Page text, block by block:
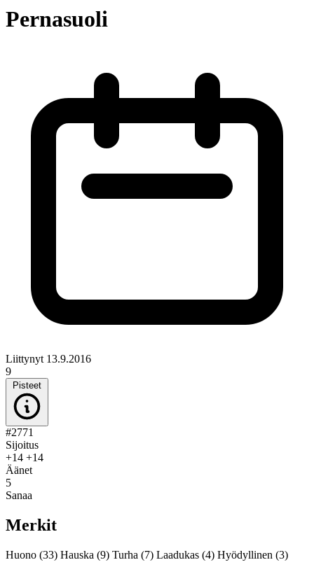
Pernasuoli
Liittynyt 13.9.2016
9
Pisteet
#2771
Sijoitus
+14 +14
Äänet
5
Sanaa
Merkit
Huono (33) Hauska (9) Turha (7) Laadukas (4) Hyödyllinen (3)